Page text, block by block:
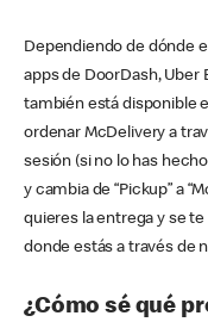
Dependiendo de dónde
apps de DoorDash, Uber
también está disponible
ordenar McDelivery a
sesión (si no lo has
y cambia de “Pickup” a
quieres la entrega y se
donde estás a través de
¿Cómo sé qué